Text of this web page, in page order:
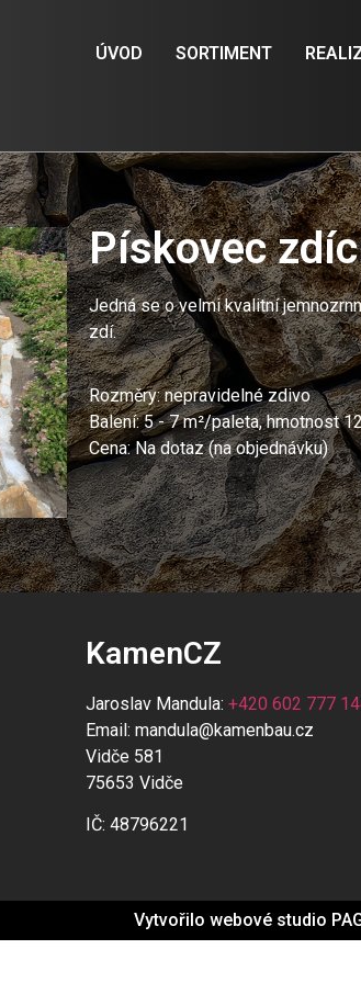
ÚVOD SORTIMENT
Pískovec
Jedná se o velmi kvalitní
zdí.
Rozměry: nepravidelné zdivo
Balení: 5 - 7 m²/paleta, hmotnost
Cena: Na dotaz (na objednávku)
KamenCZ
Jaroslav Mandula: +420 602 777
Email: mandula@kamenbau.cz
Vidče 581
75653 Vidče
IČ: 48796221
Vytvořilo webové studio